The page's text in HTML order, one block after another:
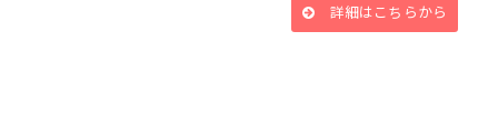
詳細はこちらから